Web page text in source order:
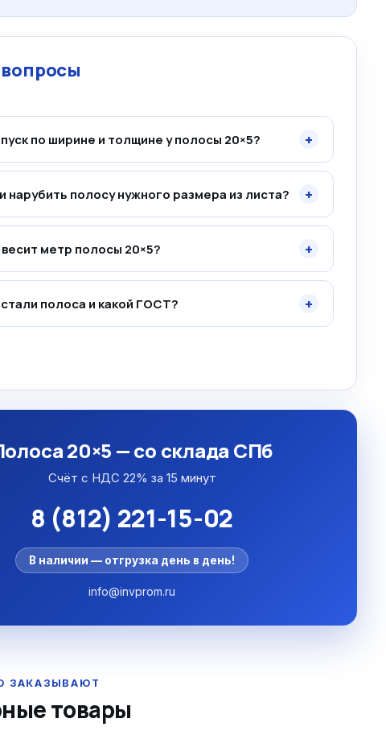
по ширине и толщине у полосы 20×5? +
нарубить полосу нужного размера из листа? +
метр полосы 20×5? +
стали полоса и какой ГОСТ? +
20×5 — со склада СПб
Счёт с НДС 22% за 15 минут
8 (812) 221-15-02
В наличии — отгрузка день в день!
info@invprom.ru
товары